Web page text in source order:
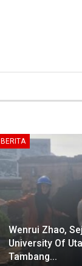
BERITA
Wenrui Zhao,
University Of
Tambang…